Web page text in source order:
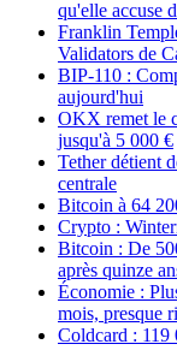
qu'elle accuse
Franklin
Validators de
BIP-110 :
aujourd'hui
OKX remet le
jusqu'à 5 000 €
Tether détient
centrale
Bitcoin à 64
Crypto :
Bitcoin : De
après quinze
Économie :
mois, presque
Coldcard : 119